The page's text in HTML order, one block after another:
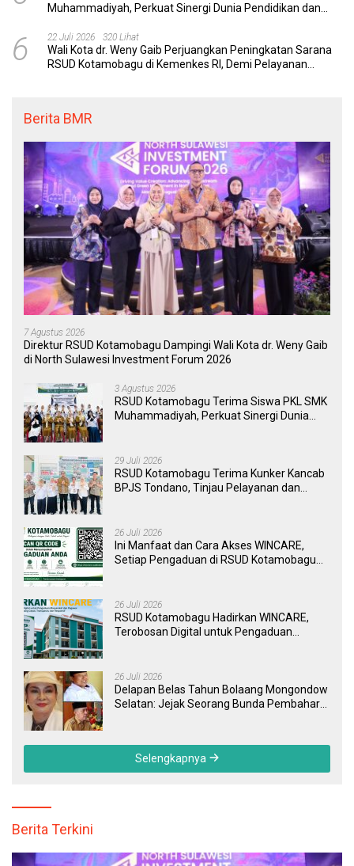
Muhammadiyah, Perkuat Sinergi Dunia Pendidikan dan
6 22 Juli 2026 320 Lihat
Wali Kota dr. Weny Gaib Perjuangkan Peningkatan Sarana
RSUD Kotamobagu di Kemenkes RI, Demi Pelayanan
Berita BMR
7 Agustus 2026
Direktur RSUD Kotamobagu Dampingi Wali Kota dr. Weny Gaib
di North Sulawesi Investment Forum 2026
3 Agustus 2026
RSUD Kotamobagu Terima Siswa PKL SMK
Muhammadiyah, Perkuat Sinergi Dunia
29 Juli 2026
RSUD Kotamobagu Terima Kunker Kancab
BPJS Tondano, Tinjau Pelayanan dan
26 Juli 2026
Ini Manfaat dan Cara Akses WINCARE,
Setiap Pengaduan di RSUD Kotamobagu
26 Juli 2026
RSUD Kotamobagu Hadirkan WINCARE,
Terobosan Digital untuk Pengaduan
26 Juli 2026
Delapan Belas Tahun Bolaang Mongondow
Selatan: Jejak Seorang Bunda Pembaharu
Selengkapnya
Berita Terkini